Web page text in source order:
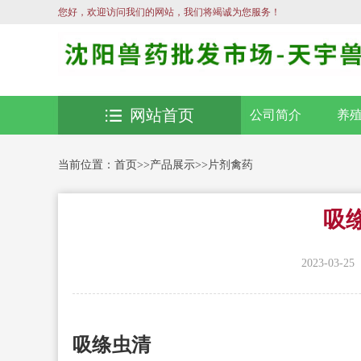
您好，欢迎访问我们的网站，我们将竭诚为您服务！
公司简介 养
网站首页
当前位置： 首页>>产品展示>> 片剂禽药
吸
2023-03-25
吸绦虫清